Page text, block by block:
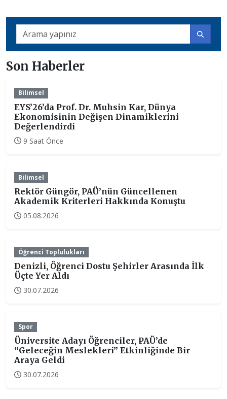
Son Haberler
Bilimsel
EYS’26’da Prof. Dr. Muhsin Kar, Dünya
Ekonomisinin Değişen Dinamiklerini
Değerlendirdi
9 Saat Önce
Bilimsel
Rektör Güngör, PAÜ’nün Güncellenen
Akademik Kriterleri Hakkında Konuştu
05.08.2026
Öğrenci Toplulukları
Denizli, Öğrenci Dostu Şehirler Arasında İlk
Üçte Yer Aldı
30.07.2026
Spor
Üniversite Adayı Öğrenciler, PAÜ’de
“Geleceğin Meslekleri” Etkinliğinde Bir
Araya Geldi
30.07.2026